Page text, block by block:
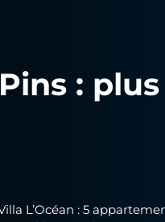
:
L’Océan : 5